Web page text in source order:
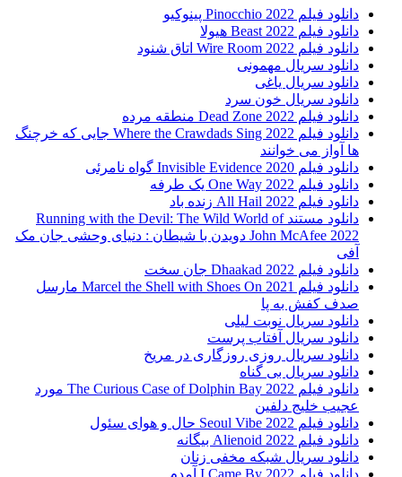
دانلود فیلم Pinocchio 2022 پینوکیو
دانلود فیلم Beast 2022 هیولا
دانلود فیلم Wire Room 2022 اتاق شنود
دانلود سریال مهمونی
دانلود سریال یاغی
دانلود سریال خون سرد
دانلود فیلم 2022 Dead Zone منطقه مرده
دانلود فیلم Where the Crawdads Sing 2022 جایی که خرچنگ
ها آواز می خوانند
دانلود فیلم 2020 Invisible Evidence گواه نامرئی
دانلود فیلم One Way 2022 یک طرفه
دانلود فیلم All Hail 2022 زنده باد
دانلود مستند Running with the Devil: The Wild World of
John McAfee 2022 دویدن با شیطان : دنیای وحشی جان مک
آفی
دانلود فیلم Dhaakad 2022 جان سخت
دانلود فیلم Marcel the Shell with Shoes On 2021 مارسل
صدف کفش به پا
دانلود سریال نوبت لیلی
دانلود سریال آفتاب پرست
دانلود سریال روزی روزگاری در مریخ
دانلود سریال بی گناه
دانلود فیلم The Curious Case of Dolphin Bay 2022 مورد
عجیب خلیج دلفین
دانلود فیلم Seoul Vibe 2022 حال و هوای سئول
دانلود فیلم Alienoid 2022 بیگانه
دانلود سریال شبکه مخفی زنان